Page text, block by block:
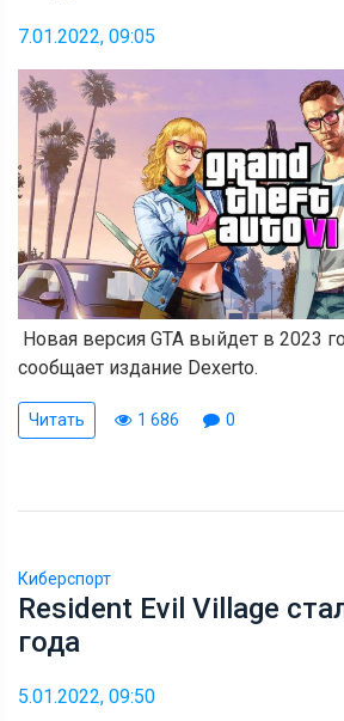
7.01.2022, 09:05
Новая версия GTA выйдет в 2023
сообщает издание Dexerto.
Читать 1 686 0
Киберспорт
Resident Evil Village
года
5.01.2022, 09:50